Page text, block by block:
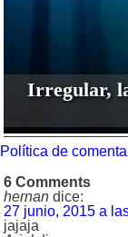
Irregular,
Política de
6 Comments
hernan dice:
27 junio, 2015 a
jajaja